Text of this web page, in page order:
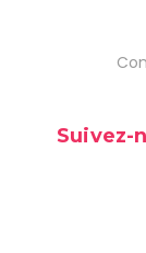
Suivez-